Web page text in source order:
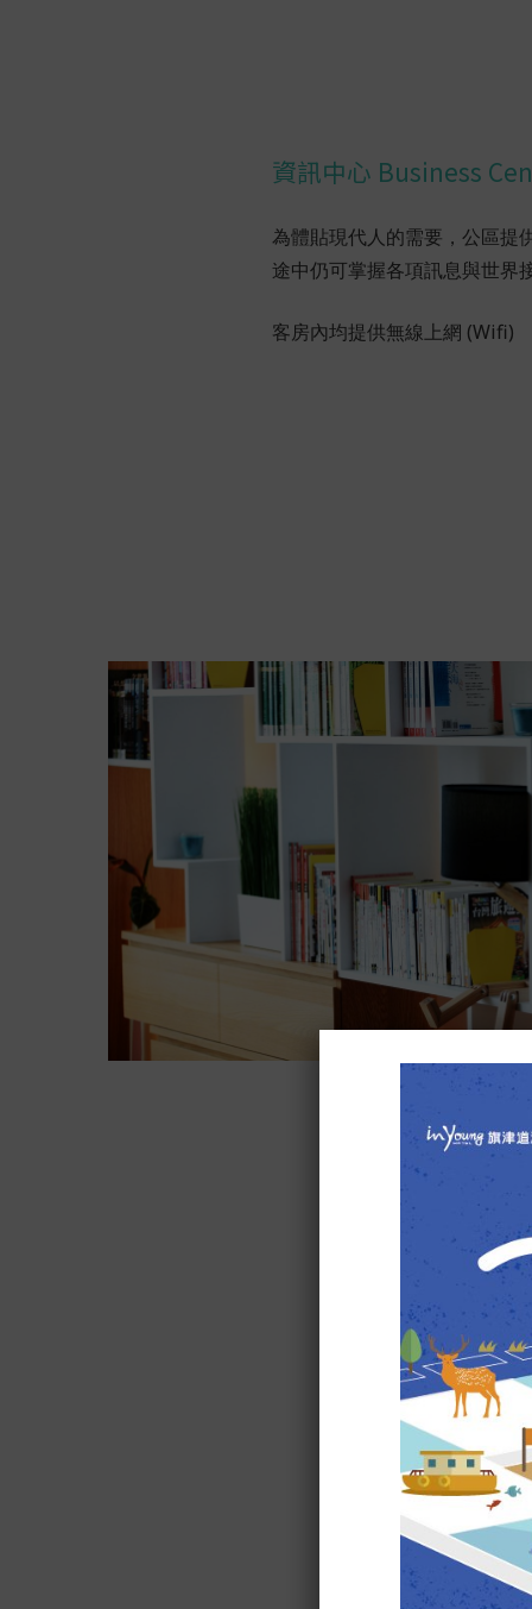
資訊中心 Business
為體貼現代人的需要，公區提
途中仍可掌握各項訊息與世界
客房內均提供無線上網 (Wifi)
旅遊服務中
為體貼旅人的
廣當地美食及